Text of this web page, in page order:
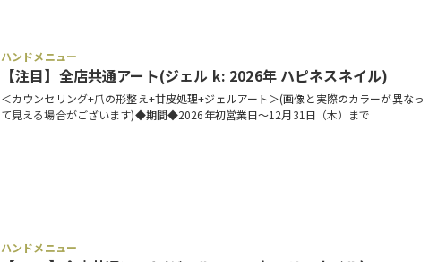
ハンドメニュー
【注目】全店共通アート(ジェル k: 2026年 ハピネスネイル)
＜カウンセリング+爪の形整え+甘皮処理+ジェルアート＞(画像と実際のカラーが異なっ
て見える場合がございます)◆期間◆2026年初営業日～12月31日（木）まで
ハンドメニュー